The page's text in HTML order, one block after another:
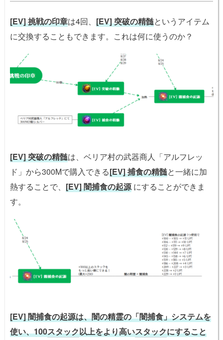
[EV] 挑戦の印章は4回、 [EV] 突破の精髄というアイテム
に交換することもできます。これは何に使うのか？
[EV] 突破の精髄は、ベリア村の武器商人「アルフレッ
ド」から300Mで購入できる[EV] 捕食の精髄と一緒に加
熱することで、 [EV] 闇捕食の起源にすることができま
す。
[EV] 闇捕食の起源は、闇の精霊の「闇捕食」システムを
使い、100スタック以上をより高いスタックにすること